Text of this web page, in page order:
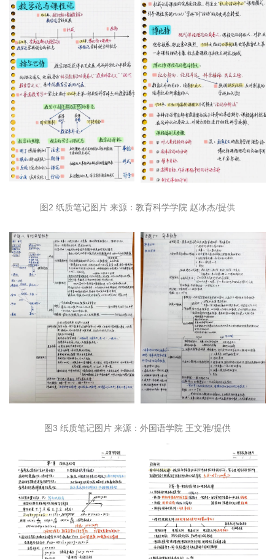
图2 纸质笔记图片 来源：教育科学学院 赵冰杰/提供
图3 纸质笔记图片 来源：外国语学院 王文雅/提供